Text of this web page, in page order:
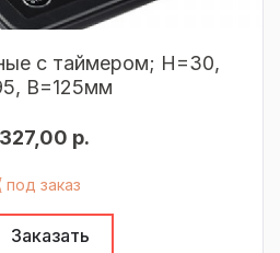
с таймером; H=30,
B=125мм
р.
под заказ
Заказать